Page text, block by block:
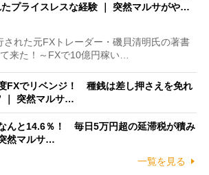
たプライスレスな経験 ｜ 突然マルサがや…
れた元FXトレーダー・磯貝清明氏の著書
来た！～FXで10億円稼い…
FXでリベンジ！ 種銭は差し押さえを免れ
｜ 突然マルサ…
んと14.6％！ 毎日5万円超の延滞税が積み
然マルサ…
一覧を見る